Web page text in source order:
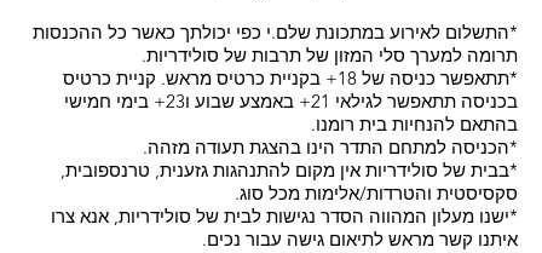
*התשלום לאירוע במתכונת שלם.י כפי יכולתך כאשר כל ההכנסות
תרומה למערך סלי המזון של תרבות של סולידריות.
*תתאפשר כניסה של 18+ בקניית כרטיס מראש. קניית כרטיס
בכניסה תתאפשר לגילאי 21+ באמצע שבוע ו23+ בימי חמישי
בהתאם להנחיות בית רומנו.
*הכניסה למתחם התדר הינו בהצגת תעודה מזהה.
*בבית של סולידריות אין מקום להתנהגות גזענית, טרנספובית,
סקסיסטית והטרדות/אלימות מכל סוג.
*ישנו מעלון המהווה הסדר נגישות לבית של סולידריות, אנא צרו
איתנו קשר מראש לתיאום גישה עבור נכים.